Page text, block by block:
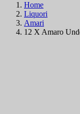
Home
Liquori
Amari
12 X Amaro